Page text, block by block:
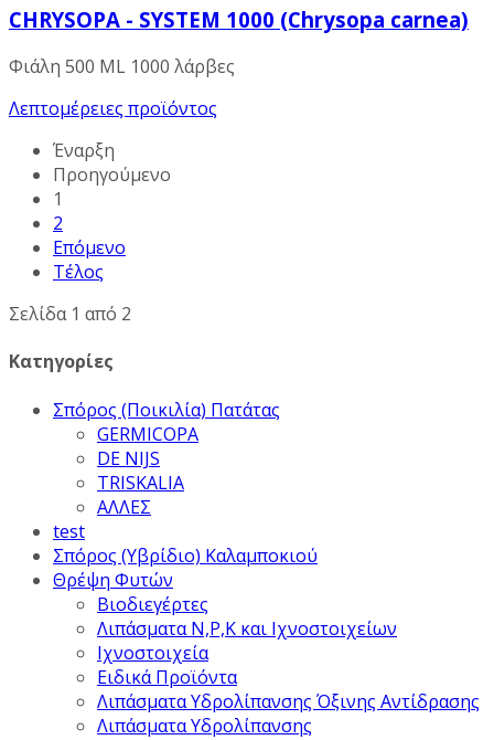
CHRYSOPA - SYSTEM 1000 (Chrysopa carnea)
Φιάλη 500 ML 1000 λάρβες
Λεπτομέρειες προϊόντος
Έναρξη
Προηγούμενο
1
2
Επόμενο
Τέλος
Σελίδα 1 από 2
Κατηγορίες
Σπόρος (Ποικιλία) Πατάτας
GERMICOPA
DE NIJS
TRISKALIA
ΑΛΛΕΣ
test
Σπόρος (Υβρίδιο) Καλαμποκιού
Θρέψη Φυτών
Βιοδιεγέρτες
Λιπάσματα Ν,Ρ,Κ και Ιχνοστοιχείων
Ιχνοστοιχεία
Ειδικά Προϊόντα
Λιπάσματα Υδρολίπανσης Όξινης Αντίδρασης
Λιπάσματα Υδρολίπανσης